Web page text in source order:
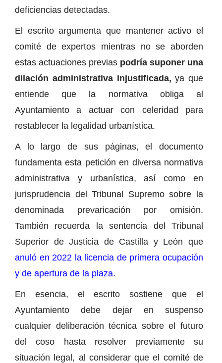
deficiencias detectadas.
El escrito argumenta que mantener activo el
comité de expertos mientras no se aborden
estas actuaciones previas podría suponer una
dilación administrativa injustificada, ya que
entiende que la normativa obliga al
Ayuntamiento a actuar con celeridad para
restablecer la legalidad urbanística.
A lo largo de sus páginas, el documento
fundamenta esta petición en diversa normativa
administrativa y urbanística, así como en
jurisprudencia del Tribunal Supremo sobre la
denominada prevaricación por omisión.
También recuerda la sentencia del Tribunal
Superior de Justicia de Castilla y León que
anuló en 2022 la licencia de primera ocupación
y de apertura de la plaza.
En esencia, el escrito sostiene que el
Ayuntamiento debe dejar en suspenso
cualquier deliberación técnica sobre el futuro
del coso hasta resolver previamente su
situación legal, al considerar que el comité de